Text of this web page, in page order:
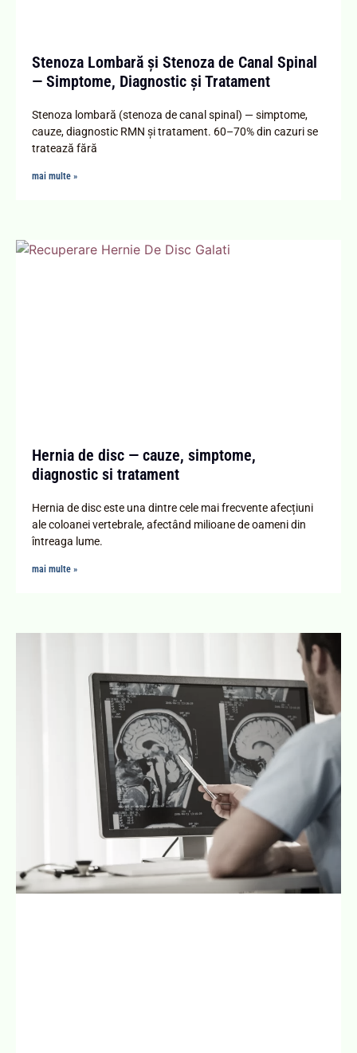
Stenoza Lombară și Stenoza de Canal Spinal
— Simptome, Diagnostic și Tratament
Stenoza lombară (stenoza de canal spinal) — simptome,
cauze, diagnostic RMN și tratament. 60–70% din cazuri se
tratează fără
mai multe »
Hernia de disc — cauze, simptome,
diagnostic si tratament
Hernia de disc este una dintre cele mai frecvente afecțiuni
ale coloanei vertebrale, afectând milioane de oameni din
întreaga lume.
mai multe »